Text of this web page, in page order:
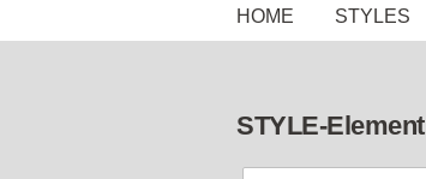
HOME STYLES
STYLE-Element